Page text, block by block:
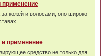
применение
кожей и волосами, оно широко
и применение
средство не только для